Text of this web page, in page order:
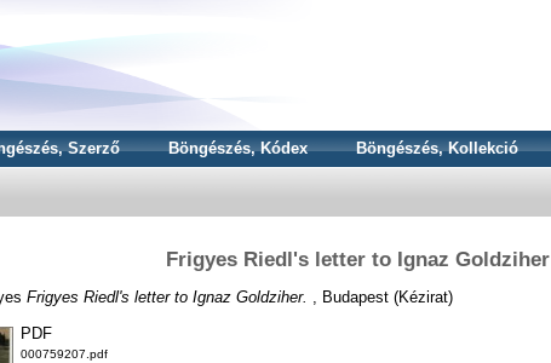
Szerző Böngészés, Kódex Böngészés, Kollekció
Frigyes Riedl's letter to Ignaz Goldziher
Frigyes Riedl's letter to Ignaz Goldziher. , Budapest (Kézirat)
PDF
000759207.pdf